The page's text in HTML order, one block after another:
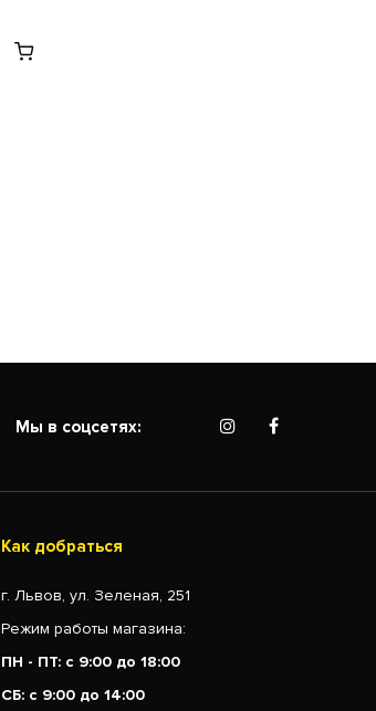
Мы в соцсетях:
Как добраться
г. Львов, ул. Зеленая, 251
Режим работы магазина:
ПН - ПТ: с 9:00 до 18:00
СБ: с 9:00 до 14:00